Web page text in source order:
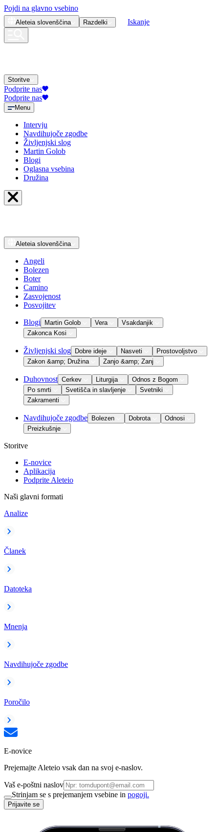
Pojdi na glavno vsebino
Aleteia slovenščina Razdelki Iskanje
Storitve
Podprite nas
Podprite nas
Menu
Intervju
Navdihujoče zgodbe
Življenjski slog
Martin Golob
Blogi
Oglasna vsebina
Družina
Aleteia slovenščina
Angeli
Bolezen
Boter
Camino
Zasvojenost
Posvojitev
Blogi Martin Golob Vera
Vsakdanjik
Zakonca Kosi
Življenjski slog Dobre ideje Nasveti
Prostovoljstvo
Zakon &amp; Družina
Zanjo &amp; Zanj
Duhovnost Cerkev Liturgija
Odnos z Bogom
Po smrti
Svetišča in slavljenje
Svetniki
Zakramenti
Navdihujoče zgodbe Bolezen Dobrota
Odnosi
Preizkušnje
Storitve
E-novice
Aplikacija
Podprite Aleteio
Naši glavni formati
Analize
Članek
Datoteka
Mnenja
Navdihujoče zgodbe
Poročilo
E-novice
Prejemajte Aleteio vsak dan na svoj e-naslov.
Vaš e-poštni naslov
Strinjam se s prejemanjem vsebine in pogoji.
Prijavite se